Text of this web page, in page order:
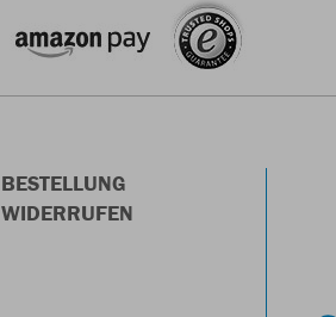
BESTELLUNG
WIDERRUFEN